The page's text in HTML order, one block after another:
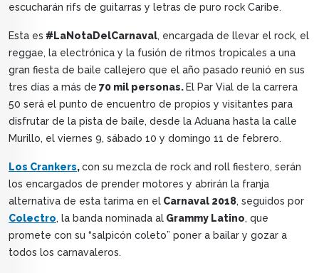
escucharán rifs de guitarras y letras de puro rock Caribe.
Esta es #LaNotaDelCarnaval, encargada de llevar el rock, el
reggae, la electrónica y la fusión de ritmos tropicales a una
gran fiesta de baile callejero que el año pasado reunió en sus
tres días a más de 70 mil personas. El Par Vial de la carrera
50 será el punto de encuentro de propios y visitantes para
disfrutar de la pista de baile, desde la Aduana hasta la calle
Murillo, el viernes 9, sábado 10 y domingo 11 de febrero.
Los Crankers,con su mezcla de rock and roll fiestero, serán
los encargados de prender motores y abrirán la franja
alternativa de esta tarima en el Carnaval 2018, seguidos por
Colectro, la banda nominada al Grammy Latino, que
promete con su “salpicón coleto” poner a bailar y gozar a
todos los carnavaleros.